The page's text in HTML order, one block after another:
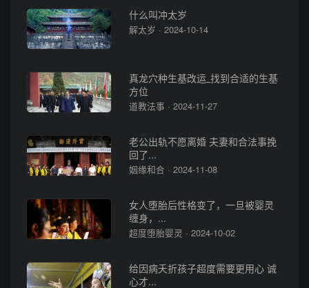
什么叫冲太岁
解太岁 · 2024-10-14
真龙穴种生基改运_找到合适的生基
方位
道教法事 · 2024-11-27
老公出轨不愿离婚 夫妻和合法事挽
回了...
姻缘和合 · 2024-11-08
女人堕胎后性格变了，一旦被婴灵
缠身，...
超度堕胎婴灵 · 2024-10-02
给因病夭折孩子超度需要更用心 诚
心才...